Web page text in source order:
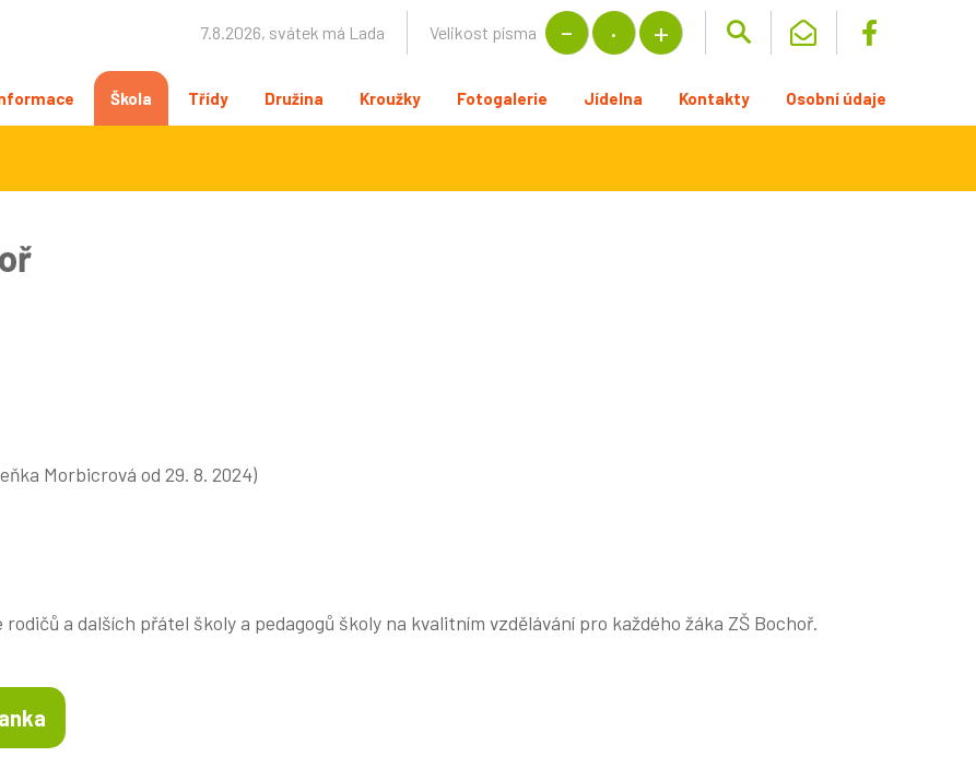
Velikost písma
7.8.2026, svátek má Lada
Škola Třídy Družina Kroužky Fotogalerie Jídelna Kontakty Osobní údaje
Morbicrová od 29. 8. 2024)
a dalších přátel školy a pedagogů školy na kvalitním vzdělávání pro každého žáka ZŠ Bochoř.